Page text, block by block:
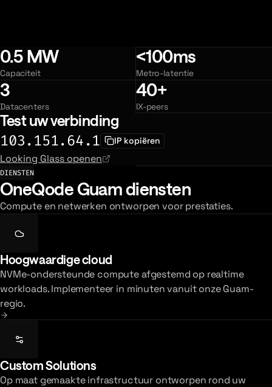
0.5 MW
Capaciteit
<100ms
Metro-latentie
3
Datacenters
40+
IX-peers
Test uw verbinding
103.151.64.1 IP kopiëren
Looking Glass openen
DIENSTEN
OneQode Guam diensten
Compute en netwerken ontworpen voor prestaties.
Hoogwaardige cloud
NVMe-ondersteunde compute afgestemd op realtime
workloads. Implementeer in minuten vanuit onze Guam-
regio.
Custom Solutions
Op maat gemaakte infrastructuur ontworpen rond uw